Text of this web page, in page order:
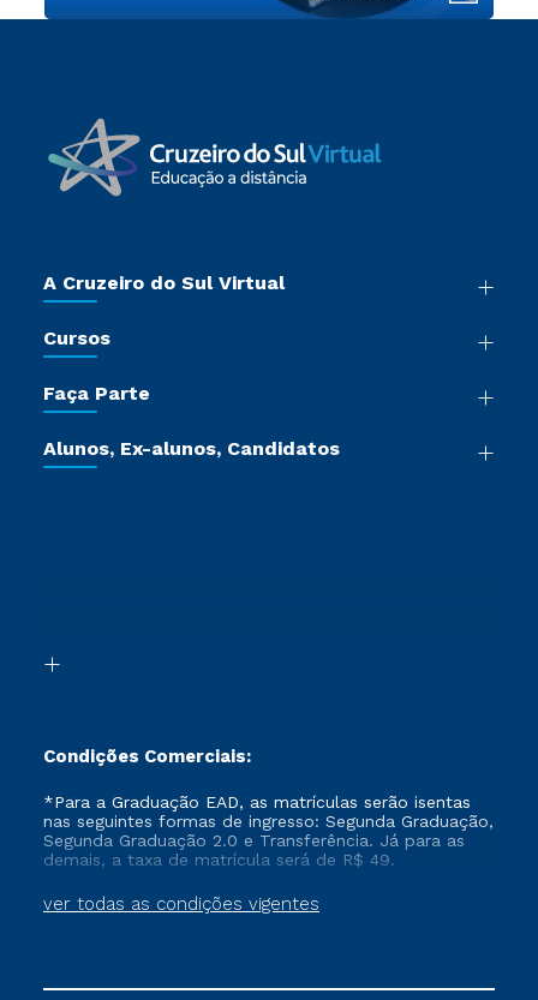
A Cruzeiro do Sul Virtual
Sala de Imprensa
Certificadoras
Jornada do Aluno
Cursos
Pós-graduação
Cursos Livres
Faça Parte
Vestibular Redação
Formação Pedagógica - R2
Alunos, Ex-alunos, Candidatos
Condições Comerciais:
ver todas as condições vigentes
*Para a Graduação EAD, as matrículas serão isentas
nas seguintes formas de ingresso: Segunda Graduação,
Segunda Graduação 2.0 e Transferência. Já para as
demais, a taxa de matrícula será de R$ 49.